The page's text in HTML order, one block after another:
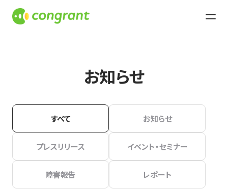
お知らせ
すべて お知らせ
プレスリリース イベント・セミナー
障害報告 レポート